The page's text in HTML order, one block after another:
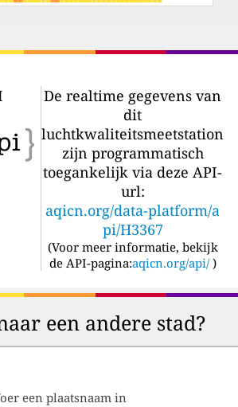
De realtime gegevens van
dit
luchtkwaliteitsmeetstation
zijn programmatisch
toegankelijk via deze API-
url:
aqicn.org/data-platform/a
pi/H3367
(Voor meer informatie, bekijk
de API-pagina:aqicn.org/api/ )
een andere stad?
een plaatsnaam in